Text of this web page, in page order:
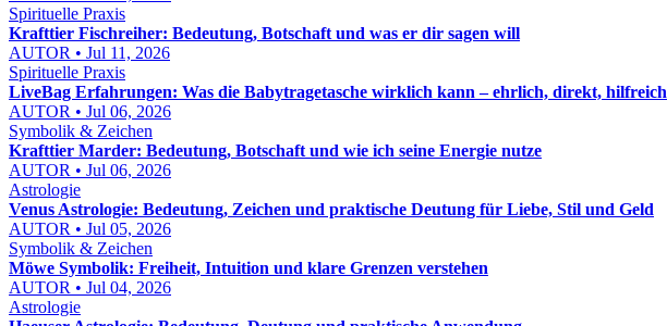
Spirituelle Praxis
Krafttier Fischreiher: Bedeutung, Botschaft und was er dir sagen will
AUTOR • Jul 11, 2026
Spirituelle Praxis
LiveBag Erfahrungen: Was die Babytragetasche wirklich kann – ehrlich, direkt, hilfreich
AUTOR • Jul 06, 2026
Symbolik & Zeichen
Krafttier Marder: Bedeutung, Botschaft und wie ich seine Energie nutze
AUTOR • Jul 06, 2026
Astrologie
Venus Astrologie: Bedeutung, Zeichen und praktische Deutung für Liebe, Stil und Geld
AUTOR • Jul 05, 2026
Symbolik & Zeichen
Möwe Symbolik: Freiheit, Intuition und klare Grenzen verstehen
AUTOR • Jul 04, 2026
Astrologie